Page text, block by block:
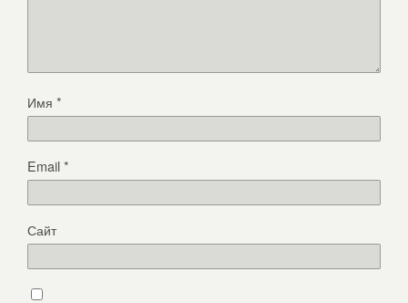
Имя *
Email*
Сайт